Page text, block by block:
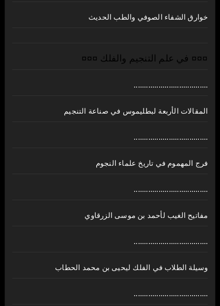
خوارق الشفاء الصوفي والطب الحديث
¤¤¤ في علم التنجيم والفلك ¤¤¤
....................................
المقالات الأربعة لبطليموس في صناعة التنجيم
....................................
فرج المهموم في تاريخ علماء النجوم
....................................
مفاتيح الغيب لأحمد بن موسى الزرقاوي
....................................
وسيلة الطلاب في الفلك ليحيى بن محمد الحطاب
....................................